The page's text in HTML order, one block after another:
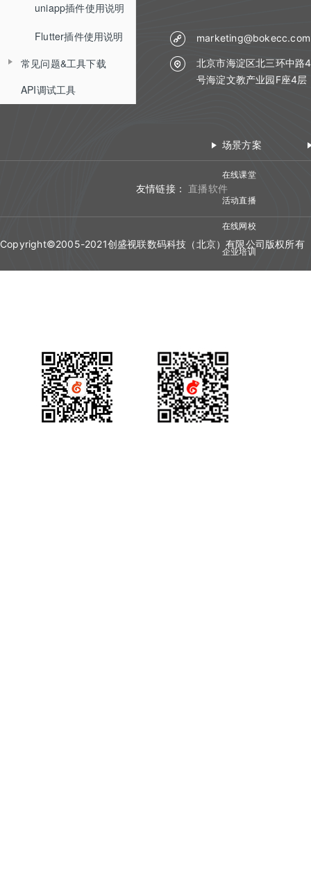
回放相关API
自动登录相关API
接口认证相关API
THQS相关API
回调地址相关API
双师对接流程
Web排麦组件化
Web聊天组件化
Web文档组件化
Web媒体组件化
uniapp插件使用说明
Flutter插件使用说明
常见问题&工具下载
常见问题
API调试工具
marketing@bokecc.com
北京市海淀区北三环中路
号海淀文教产业园F座4层
场景方案
在线课堂
活动直播
在线网校
企业培训
友情链接： 直播软件
Copyright©2005-2021创盛视联数码科技（北京）有限公司版权所有